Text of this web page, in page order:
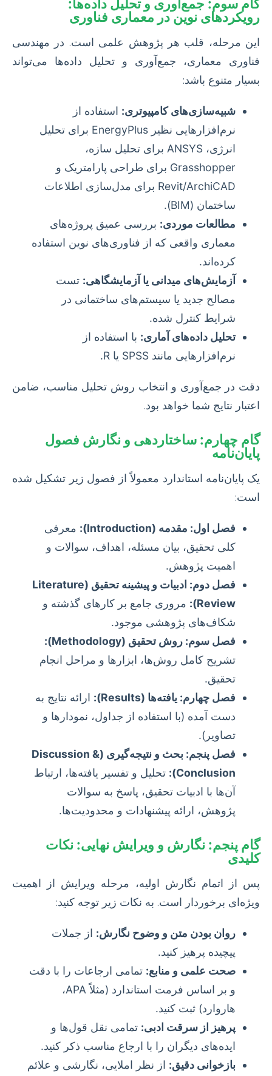
رویکردهای نوین در معماری فناوری
این مرحله، قلب هر پژوهش علمی است. در مهندسی
فناوری معماری، جمع‌آوری و تحلیل داده‌ها می‌تواند
بسیار متنوع باشد:
شبیه‌سازی‌های کامپیوتری: استفاده از
نرم‌افزارهایی نظیر EnergyPlus برای تحلیل
انرژی، ANSYS برای تحلیل سازه،
Grasshopper برای طراحی پارامتریک و
Revit/ArchiCAD برای مدل‌سازی اطلاعات
ساختمان (BIM).
مطالعات موردی: بررسی عمیق پروژه‌های
معماری واقعی که از فناوری‌های نوین استفاده
کرده‌اند.
آزمایش‌های میدانی یا آزمایشگاهی: تست
مصالح جدید یا سیستم‌های ساختمانی در
شرایط کنترل شده.
تحلیل داده‌های آماری: با استفاده از
نرم‌افزارهایی مانند SPSS یا R.
دقت در جمع‌آوری و انتخاب روش تحلیل مناسب، ضامن
اعتبار نتایج شما خواهد بود.
گام چهارم: ساختاردهی و نگارش فصول
پایان‌نامه
یک پایان‌نامه استاندارد معمولاً از فصول زیر تشکیل شده
است:
فصل اول: مقدمه (Introduction):
معرفی
کلی تحقیق، بیان مسئله، اهداف، سوالات و
اهمیت پژوهش.
فصل دوم: ادبیات و پیشینه تحقیق (Literature
Review):
مروری جامع بر کارهای گذشته و
شکاف‌های پژوهشی موجود.
فصل سوم: روش تحقیق (Methodology):
تشریح کامل روش‌ها، ابزارها و مراحل انجام
تحقیق.
فصل چهارم: یافته‌ها (Results):
ارائه نتایج به
دست آمده (با استفاده از جداول، نمودارها و
تصاویر).
فصل پنجم: بحث و نتیجه‌گیری (Discussion &
Conclusion):
تحلیل و تفسیر یافته‌ها، ارتباط
آن‌ها با ادبیات تحقیق، پاسخ به سوالات
پژوهش، ارائه پیشنهادات و محدودیت‌ها.
گام پنجم: نگارش و ویرایش نهایی: نکات
کلیدی
پس از اتمام نگارش اولیه، مرحله ویرایش از اهمیت
ویژه‌ای برخوردار است. به نکات زیر توجه کنید:
روان بودن متن و وضوح نگارش: از جملات
پیچیده پرهیز کنید.
صحت علمی و منابع: تمامی ارجاعات را با دقت
و بر اساس فرمت استاندارد (مثلاً APA،
هاروارد) ثبت کنید.
پرهیز از سرقت ادبی: تمامی نقل قول‌ها و
ایده‌های دیگران را با ارجاع مناسب ذکر کنید.
بازخوانی دقیق: از نظر املایی، نگارشی و علائم